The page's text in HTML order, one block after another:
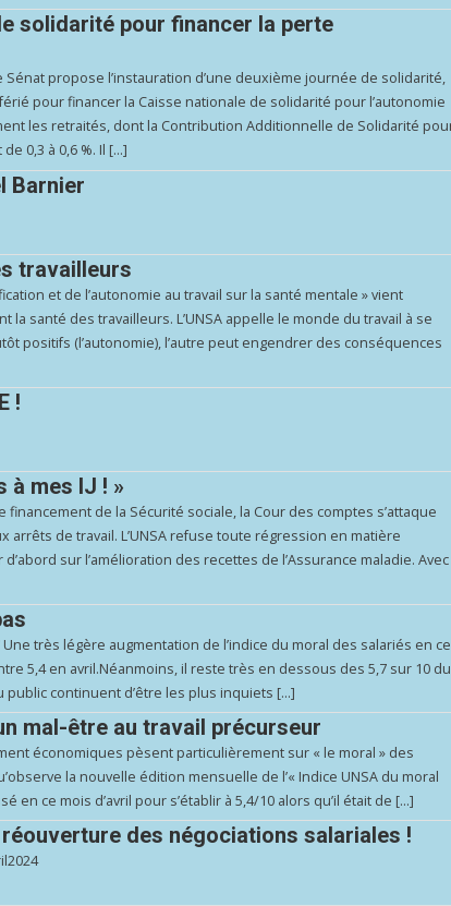
solidarité pour financer la perte
propose l’instauration d’une deuxième journée de solidarité,
pour financer la Caisse nationale de solidarité pour l’autonomie
les retraités, dont la Contribution Additionnelle de Solidarité
0,3 à 0,6 %. Il […]
Barnier
travailleurs
et de l’autonomie au travail sur la santé mentale » vient
santé des travailleurs. L’UNSA appelle le monde du travail à se
positifs (l’autonomie), l’autre peut engendrer des conséquences
!
à mes IJ ! »
de la Sécurité sociale, la Cour des comptes s’attaque
de travail. L’UNSA refuse toute régression en matière
sur l’amélioration des recettes de l’Assurance maladie. Avec
très légère augmentation de l’indice du moral des salariés en ce
5,4 en avril.Néanmoins, il reste très en dessous des 5,7 sur 10 du
continuent d’être les plus inquiets […]
mal-être au travail précurseur
économiques pèsent particulièrement sur « le moral » des
la nouvelle édition mensuelle de l’« Indice UNSA du moral
en ce mois d’avril pour s’établir à 5,4/10 alors qu’il était de […]
réouverture des négociations salariales !